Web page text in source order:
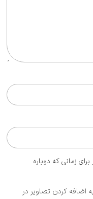
زمانی که دوباره
اضافه کردن تصاویر در